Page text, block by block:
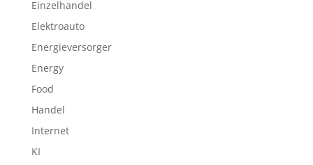
Einzelhandel
Elektroauto
Energieversorger
Energy
Food
Handel
Internet
KI